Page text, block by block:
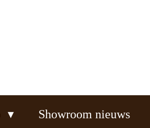
Showroom nieuws